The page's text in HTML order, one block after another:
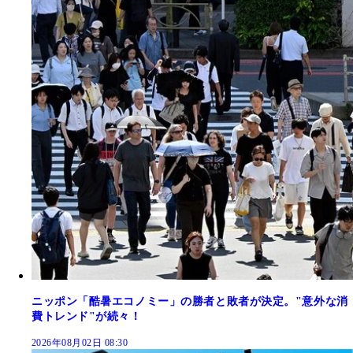
ニッポン「酷暑エコノミー」の勝者と敗者が決定。"意外な消
費トレンド"が続々！
2026年08月02日 08:30